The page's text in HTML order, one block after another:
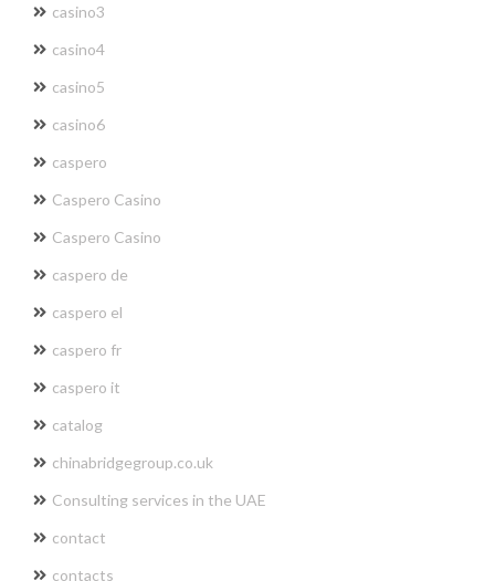
casino3
casino4
casino5
casino6
caspero
Caspero Casino
Caspero Casino
caspero de
caspero el
caspero fr
caspero it
catalog
chinabridgegroup.co.uk
Consulting services in the UAE
contact
contacts